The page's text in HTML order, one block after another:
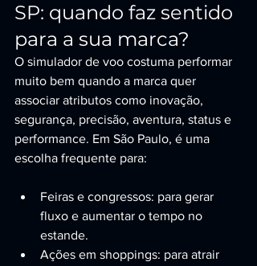
SP: quando faz sentido
para a sua marca?
O simulador de voo costuma performar
muito bem quando a marca quer
associar atributos como inovação,
segurança, precisão, aventura, status e
performance. Em São Paulo, é uma
escolha frequente para:
Feiras e congressos: para gerar
fluxo e aumentar o tempo no
estande.
Ações em shoppings: para atrair